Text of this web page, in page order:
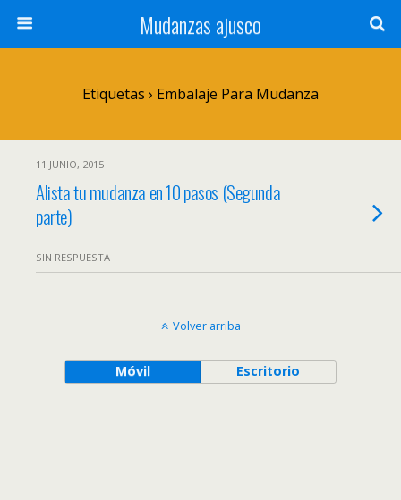
Mudanzas ajusco
Etiquetas › Embalaje Para Mudanza
11 JUNIO, 2015
Alista tu mudanza en 10 pasos (Segunda
parte)
SIN RESPUESTA
Volver arriba
Móvil Escritorio